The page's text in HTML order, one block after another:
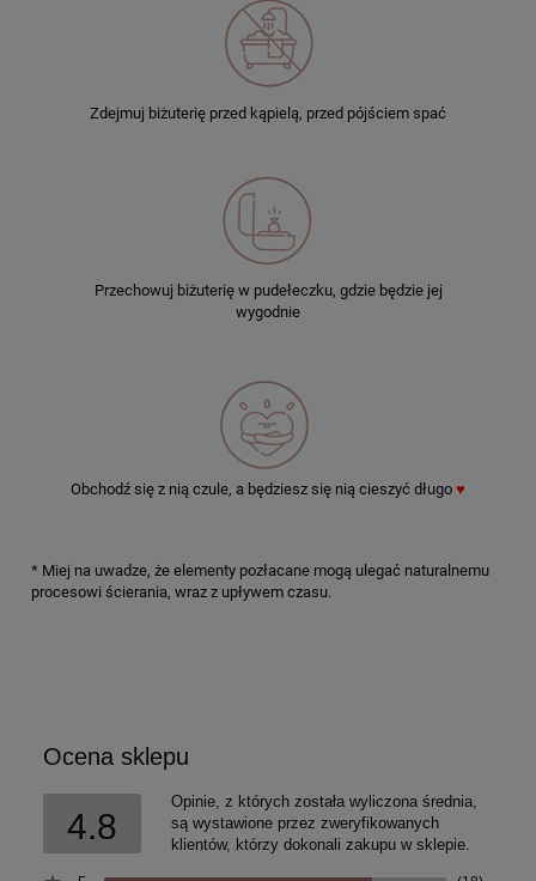
Zdejmuj biżuterię przed kąpielą, przed pójściem spać
Przechowuj biżuterię w pudełeczku, gdzie będzie jej
wygodnie
Obchodź się z nią czule, a będziesz się nią cieszyć długo ♥
* Miej na uwadze, że elementy pozłacane mogą ulegać naturalnemu
procesowi ścierania, wraz z upływem czasu.
Ocena sklepu
4.8
Opinie, z których została wyliczona średnia,
są wystawione przez zweryfikowanych
klientów, którzy dokonali zakupu w sklepie.